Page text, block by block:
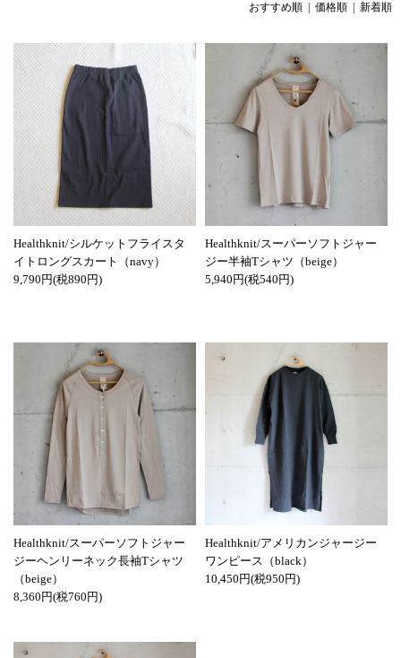
おすすめ順 価格順 | 新着順
Healthknit/シルケットフライスタ
イトロングスカート（navy）
9,790円(税890円)
Healthknit/スーパーソフトジャー
ジー半袖Tシャツ（beige）
5,940円(税540円)
Healthknit/スーパーソフトジャー
ジーヘンリーネック長袖Tシャツ
（beige）
8,360円(税760円)
Healthknit/アメリカンジャージー
ワンピース（black）
10,450円(税950円)